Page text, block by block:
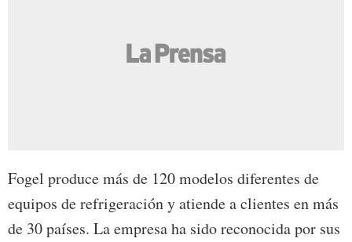
Fogel produce más de 120 modelos diferentes de
equipos de refrigeración y atiende a clientes en más
de 30 países. La empresa ha sido reconocida por sus